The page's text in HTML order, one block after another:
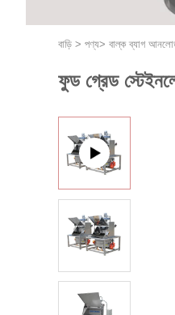
বাড়ি > পণ্য> বাল্ক ব্যাগ
ফুড গ্রেড